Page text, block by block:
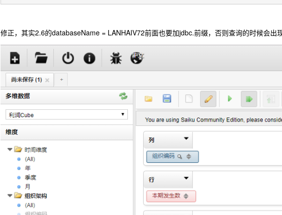
修正，其实2.6的databaseName = LANHAIV72前面也要加jdbc.前缀，否则查询的时候会出